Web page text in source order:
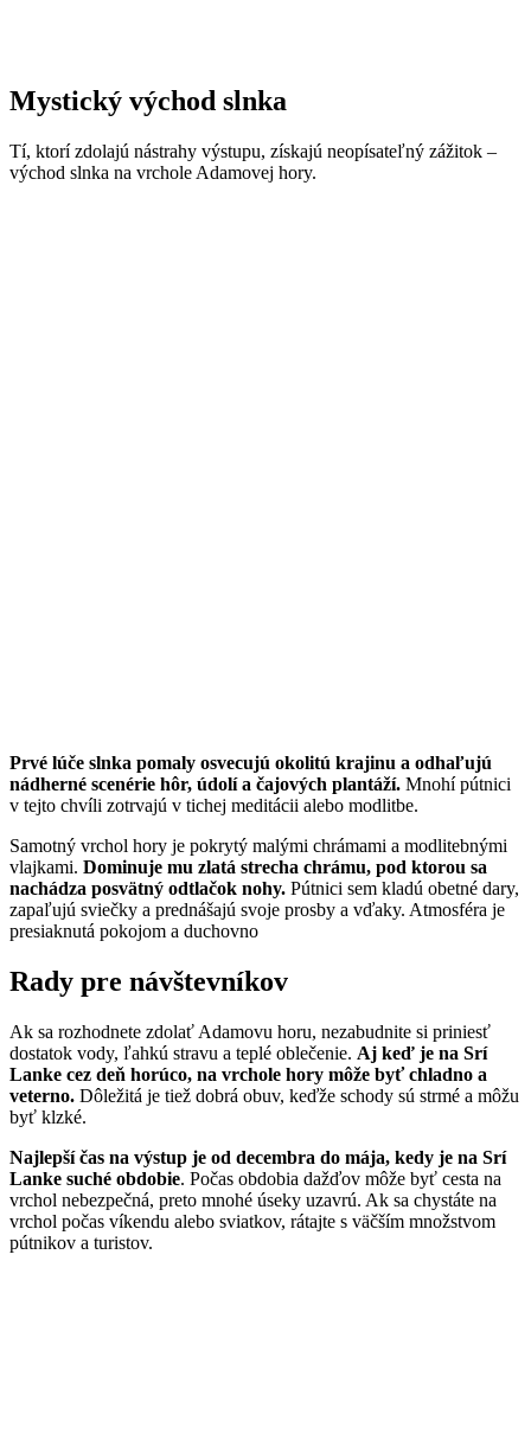
Mystický východ slnka
Tí, ktorí zdolajú nástrahy výstupu, získajú neopísateľný zážitok –
východ slnka na vrchole Adamovej hory.
Prvé lúče slnka pomaly osvecujú okolitú krajinu a odhaľujú
nádherné scenérie hôr, údolí a čajových plantáží. Mnohí pútnici
v tejto chvíli zotrvajú v tichej meditácii alebo modlitbe.
Samotný vrchol hory je pokrytý malými chrámami a modlitebnými
vlajkami. Dominuje mu zlatá strecha chrámu, pod ktorou sa
nachádza posvätný odtlačok nohy. Pútnici sem kladú obetné dary,
zapaľujú sviečky a prednášajú svoje prosby a vďaky. Atmosféra je
presiaknutá pokojom a duchovno
Rady pre návštevníkov
Ak sa rozhodnete zdolať Adamovu horu, nezabudnite si priniesť
dostatok vody, ľahkú stravu a teplé oblečenie. Aj keď je na Srí
Lanke cez deň horúco, na vrchole hory môže byť chladno a
veterno. Dôležitá je tiež dobrá obuv, keďže schody sú strmé a môžu
byť klzké.
Najlepší čas na výstup je od decembra do mája, kedy je na Srí
Lanke suché obdobie. Počas obdobia dažďov môže byť cesta na
vrchol nebezpečná, preto mnohé úseky uzavrú. Ak sa chystáte na
vrchol počas víkendu alebo sviatkov, rátajte s väčším množstvom
pútnikov a turistov.